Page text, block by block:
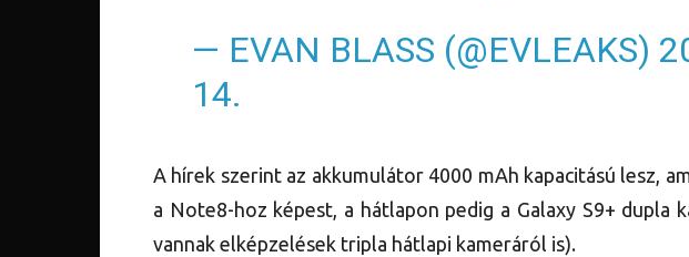
— EVAN BLASS (@EVLEAKS)
14.
A hírek szerint az akkumulátor 4000 mAh kapacitású lesz,
a Note8-hoz képest, a hátlapon pedig a Galaxy S9+ dupla
vannak elképzelések tripla hátlapi kameráról is).